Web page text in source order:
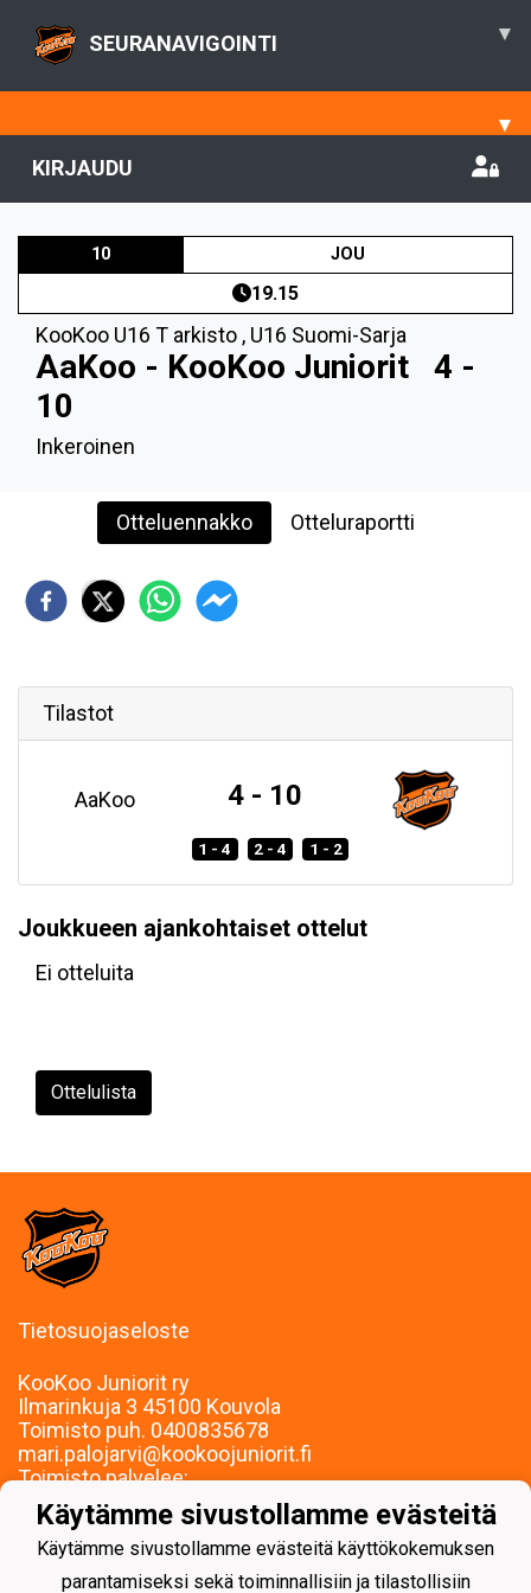
SEURANAVIGOINTI ▾
▾
KIRJAUDU
10 JOU
19.15
KooKoo U16 T arkisto , U16 Suomi-Sarja
AaKoo - KooKoo Juniorit
4 -
10
Inkeroinen
Otteluennakko Otteluraportti
Tilastot
AaKoo 4 - 10
1 - 4 2 - 4 1 - 2
Joukkueen ajankohtaiset ottelut
Ei otteluita
Ottelulista
Tietosuojaseloste
KooKoo Juniorit ry
Ilmarinkuja 3 45100 Kouvola
Toimisto puh. 0400835678
mari.palojarvi@kookoojuniorit.fi
Toimisto palvelee:
Ma-To klo 9-15
Muina aikoina sopimuksen mukaan.
Käytämme sivustollamme evästeitä
Käytämme sivustollamme evästeitä käyttökokemuksen
parantamiseksi sekä toiminnallisiin ja tilastollisiin